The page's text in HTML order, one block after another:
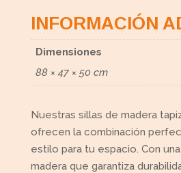
INFORMACIÓN
Dimensiones
88 × 47 × 50 cm
Nuestras sillas de madera
ofrecen la combinación
estilo para tu espacio. Con
madera que garantiza